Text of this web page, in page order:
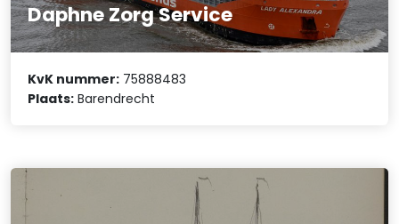
Daphne Zorg Service
KvK nummer: 75888483
Plaats: Barendrecht